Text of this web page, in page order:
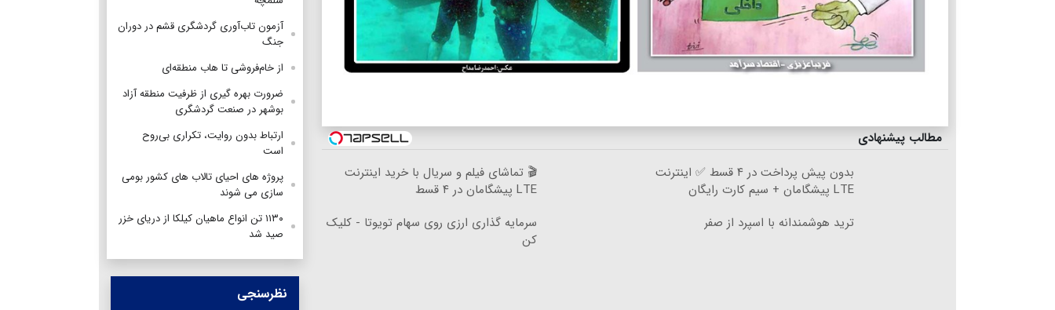
مطالب پیشنهادی
بدون پیش پرداخت در ۴ قسط ✅ اینترنت
LTE پیشگامان + سیم کارت رایگان
🎬 تماشای فیلم و سریال با خرید اینترنت
LTE پیشگامان در ۴ قسط
ترید هوشمندانه با اسپرد از صفر
سرمایه گذاری ارزی روی سهام تویوتا - کلیک
کن
آزمون تاب‌آوری گردشگری قشم در دوران
جنگ
از خام‌فروشی تا هاب منطقه‌ای
ضرورت بهره گیری از ظرفیت منطقه آزاد
بوشهر در صنعت گردشگری
ارتباط بدون روایت، تکراری بی‌روح
است
پروژه های احیای تالاب های کشور بومی
سازی می شوند
۱۱۳۰ تن انواع ماهیان کیلکا از دریای خزر
صید شد
نظرسنجی